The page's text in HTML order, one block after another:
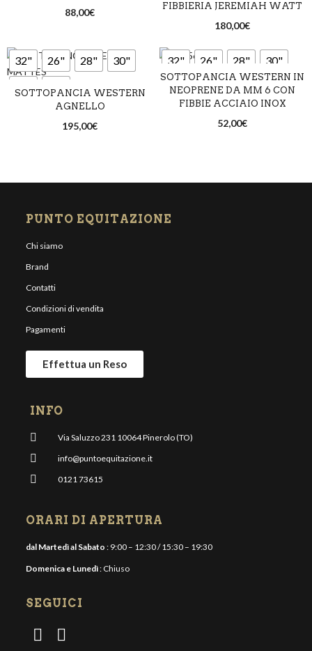
88,00€
FIBBIERIA JEREMIAH WATT
180,00€
32" 26" 28"
30"
34"
36"
SOTTOPANCIA WESTERN
AGNELLO
195,00€
32" 26" 28"
30"
34"
36"
SOTTOPANCIA WESTERN IN
NEOPRENE DA MM 6 CON
FIBBIE ACCIAIO INOX
52,00€
PUNTO EQUITAZIONE
Chi siamo
Brand
Contatti
Condizioni di vendita
Pagamenti
Effettua un Reso
INFO
Via Saluzzo 231 10064 Pinerolo (TO)
info@puntoequitazione.it
0121 73615
ORARI DI APERTURA
dal Martedì al Sabato : 9:00 – 12:30 / 15:30 – 19:30
Domenica e Lunedì: Chiuso
SEGUICI